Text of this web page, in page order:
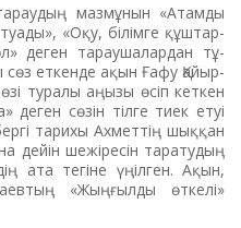
мазмұнын «Атамды
«Оқу, білімге құш­тар­
деген тараушалардан тұ­
еткенде ақын Ғафу Қайыр­
туралы аңызы өсіп кет­кен
сөзін тілге тиек етуі
тарихы Ахметтің шыққан
дейін шежіресін таратудың
ата тегіне үңілген. Ақын,
«Жыңғылды өткелі»